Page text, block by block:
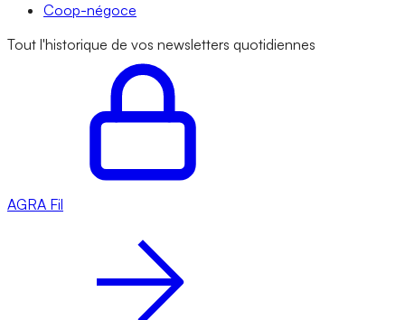
Coop-négoce
Tout l'historique de vos newsletters quotidiennes
AGRA Fil